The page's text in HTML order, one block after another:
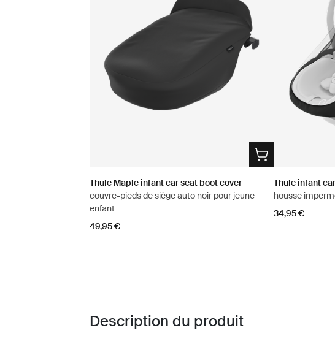
Thule Maple infant car seat boot cover
couvre-pieds de siège auto noir pour jeune
enfant
49,95 €
Thule infant
housse
34,95 €
Toggle overview
Description du produit